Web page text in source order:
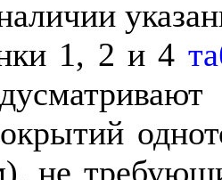
1, 2 и 4
не